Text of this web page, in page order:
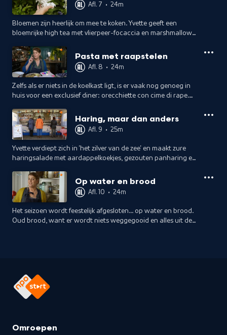
Afl. 7 • 24m
Bloemen zijn heerlijk om mee te koken. Yvette geeft een
bloemrijke high tea met vlierpeer-focaccia en marshmallows
Pasta met raapstelen
Afl. 8 • 24m
Zelfs als er niets in de koelkast ligt, is er vaak nog genoeg in
huis voor een exclusief diner: orecchiette con cime di rape.
raapstelen.
Haring, maar dan anders
Afl. 9 • 25m
Yvette verdiept zich in 'het zilver van de zee' en maakt zure
haringsalade met aardappelkoekjes, gezouten panharing en
haring, maar dan anders.Op water en brood
Afl. 10 • 24m
Het seizoen wordt feestelijk afgesloten... op water en brood.
Oud brood, want er wordt niets weggegooid en alles uit de
Omroepen